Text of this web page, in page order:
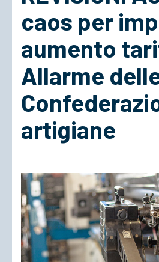
ACCEDI
caos per
aumento
Allarme
artigiane